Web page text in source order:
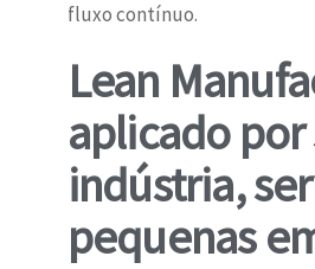
fluxo contínuo.
Lean
aplicado
indústria,
pequenas